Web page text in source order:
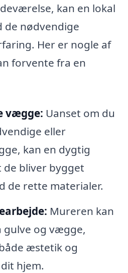
kan en lokal
nødvendige
Her er nogle af
forvente fra en
vægge: Uanset om du
eller
kan en dygtig
de bliver bygget
de rette materialer.
Mureren kan
og vægge,
æstetik og
hjem.